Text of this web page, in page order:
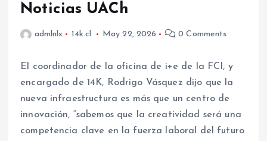
Noticias UACh
admlnlx 14k.cl May 22, 2026 0 Comments
El coordinador de la oficina de i+e de la FCI, y
encargado de 14K, Rodrigo Vásquez dijo que la
nueva infraestructura es más que un centro de
innovación, “sabemos que la creatividad será una
competencia clave en la fuerza laboral del futuro